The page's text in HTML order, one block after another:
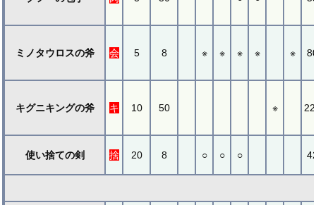
ミノタウロスの斧 会 5 8 ※ ※ ※ ※ ※
キグニキングの斧 キ 10 50 ※
使い捨ての剣 捨 20 8 ○ ○ ○